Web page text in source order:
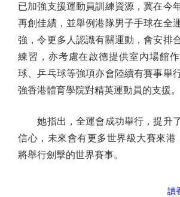
已加強支援運動員訓練資源，冀在今
再創佳績，並舉例港隊男子手球在全
強，令更多人認識有關運動，會安排
練習，亦考慮在啟德提供室內場館
球、乒乓球等強項亦會陸續有賽事舉
強香港體育學院對精英運動員的支援。
她指出，全運會成功舉行，提升
信心，未來會有更多世界級大賽來港
將舉行劍擊的世界賽事。
讀